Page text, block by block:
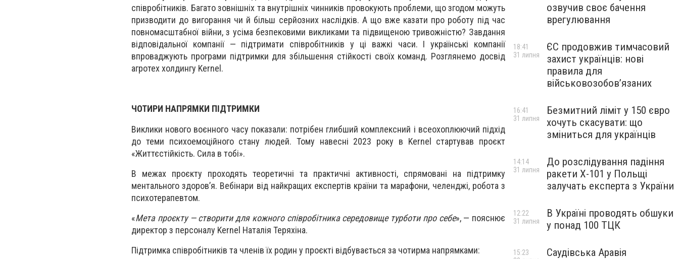
співробітників. Багато зовнішніх та внутрішніх чинників провокують проблеми, що згодом можуть
призводити до вигорання чи й більш серйозних наслідків. А що вже казати про роботу під час
повномасштабної війни, з усіма безпековими викликами та підвищеною тривожністю? Завдання
відповідальної компанії — підтримати співробітників у ці важкі часи. І українські компанії
впроваджують програми підтримки для збільшення стійкості своїх команд. Розглянемо досвід
агротех холдингу Kernel.
ЧОТИРИ НАПРЯМКИ ПІДТРИМКИ
Виклики нового воєнного часу показали: потрібен глибший комплексний і всеохоплюючий підхід
до теми психоемоційного стану людей. Тому навесні 2023 року в Kernel стартував проєкт
«Життєстійкість. Сила в тобі».
В межах проєкту проходять теоретичні та практичні активності, спрямовані на підтримку
ментального здоров’я. Вебінари від найкращих експертів країни та марафони, челенджі, робота з
психотерапевтом.
«Мета проєкту — створити для кожного співробітника середовище турботи про себе», — пояснює
директор з персоналу Kernel Наталія Теряхіна.
Підтримка співробітників та членів їх родин у проєкті відбувається за чотирма напрямками:
озвучив своє бачення
врегулювання
ЄС продовжив тимчасовий
захист українців: нові
правила для
військовозобов’язаних
18:41
31 липня
Безмитний ліміт у 150 євро
хочуть скасувати: що
зміниться для українців
16:41
31 липня
До розслідування падіння
ракети Х-101 у Польщі
залучать експерта з України
14:14
31 липня
В Україні проводять обшуки
у понад 100 ТЦК
12:22
31 липня
Саудівська Аравія
15:23